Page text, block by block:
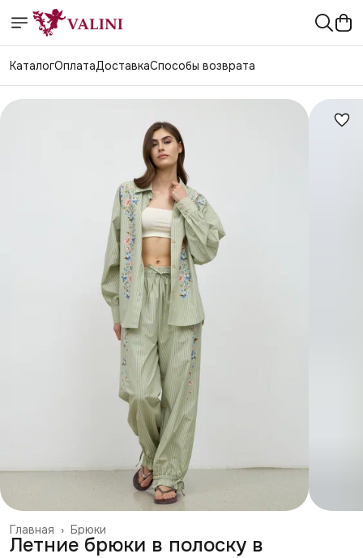
КаталогОплатаДоставкаСпособы возврата
Брюки
Главная ›
Летние брюки в полоску в